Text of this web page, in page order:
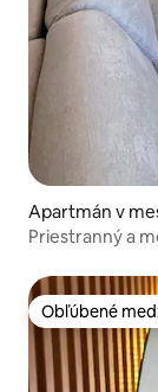
Apartmán v
Priestranný a
Obľúbené
Obľúbené